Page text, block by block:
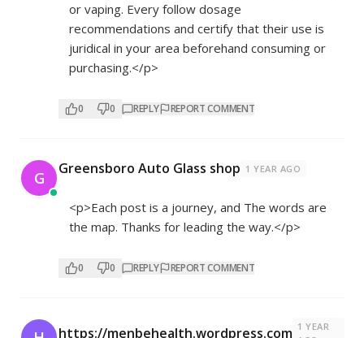
or vaping. Every follow dosage
recommendations and certify that their use is
juridical in your area beforehand consuming or
purchasing.</p>
0 0 REPLY REPORT COMMENT
G Greensboro Auto Glass shop 1 YEAR AGO
<p>Each post is a journey, and The words are
the map. Thanks for leading the way.</p>
0 0 REPLY REPORT COMMENT
https://menbehealth.wordpress.com 1 YEAR